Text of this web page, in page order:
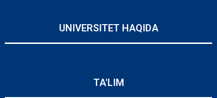
UNIVERSITET HAQIDA
TA'LIM